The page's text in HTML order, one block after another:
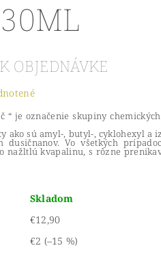
OBJEDNÁVKE
“ je označenie skupiny
ako sú amyl-, butyl-, cyklohexyl a
dusičnanov. Vo všetkých
nažltlú kvapalinu, s rôzne
Skladom
€12,90
€2 (–15 %)